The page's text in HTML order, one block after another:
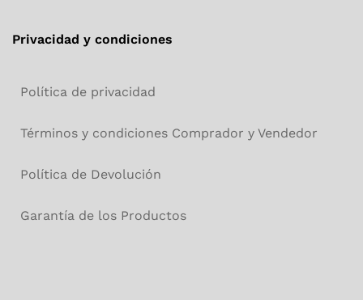
Privacidad y condiciones
Política de privacidad
Términos y condiciones Comprador y Vendedor
Política de Devolución
Garantía de los Productos